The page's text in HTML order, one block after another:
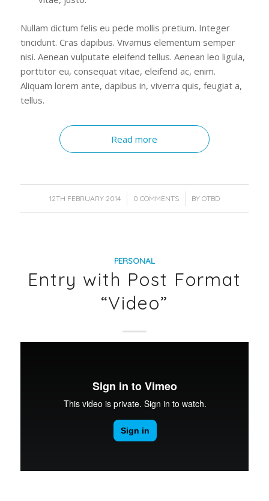
Nullam dictum felis eu pede mollis pretium. Integer
tincidunt. Cras dapibus. Vivamus elementum semper
nisi. Aenean vulputate eleifend tellus. Aenean leo ligula,
porttitor eu, consequat vitae, eleifend ac, enim.
Aliquam lorem ante, dapibus in, viverra quis, feugiat a,
tellus.
Read more
12TH FEBRUARY 2014
/ 0 COMMENTS
/ BY OTBD
PERSONAL
Entry with Post Format
“Video”